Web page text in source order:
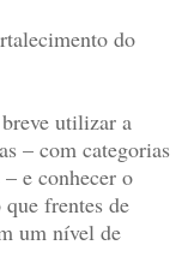
do
utilizar a
– com categorias
e conhecer o
frentes de
um nível de